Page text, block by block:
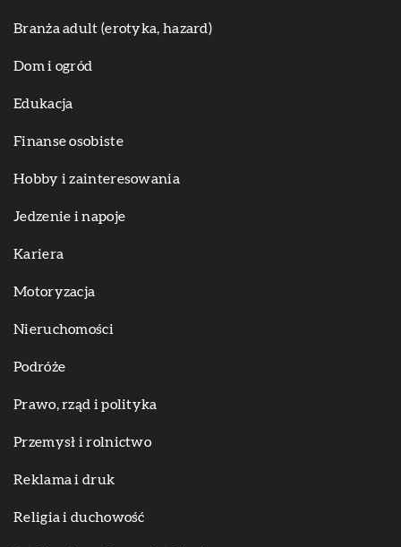
Branża adult (erotyka, hazard)
Dom i ogród
Edukacja
Finanse osobiste
Hobby i zainteresowania
Jedzenie i napoje
Kariera
Motoryzacja
Nieruchomości
Podróże
Prawo, rząd i polityka
Przemysł i rolnictwo
Reklama i druk
Religia i duchowość